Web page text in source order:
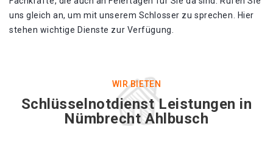
uns gleich an, um mit unserem Schlosser zu sprechen. Hier
stehen wichtige Dienste zur Verfügung.
WIR BIETEN
Schlüsselnotdienst Leistungen in
Nümbrecht Ahlbusch